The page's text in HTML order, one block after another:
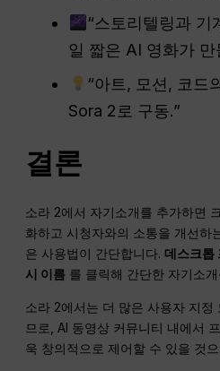
“스토리텔링과 기
일 짧은 AI 영화가 만
“아트, 모션, 코드
Sora 2로 구동.”
결론
소라 2에서 자기소개를 추가하면
화하고 시청자와의 소통을 개선하
은 사용법이 간단합니다. 데스크톱
시 이름 를 클릭해 간단한 자기소
소라 2에서는 더 많은 사용자 지정
므로, AI 동영상 커뮤니티 내에서
욱 창의적으로 제어할 수 있을 것